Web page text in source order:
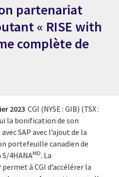
partenariat
« RISE with
complète de
2023 CGI (NYSE : GIB) (TSX :
la bonification de son
SAP avec l’ajout de la
portefeuille canadien de
4HANAMD. La
à CGI d’accélérer la